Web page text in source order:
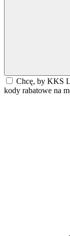
Chcę, by KKS
kody rabatowe na